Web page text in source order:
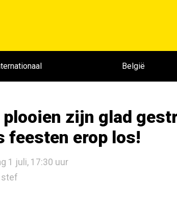
België
plooien zijn glad
feesten erop los!
1 juli, 17:30 uur
stef